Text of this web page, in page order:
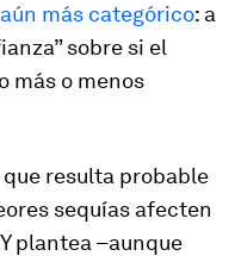
aún más categórico: a
sobre si el
más o menos
que resulta probable
sequías afecten
plantea –aunque